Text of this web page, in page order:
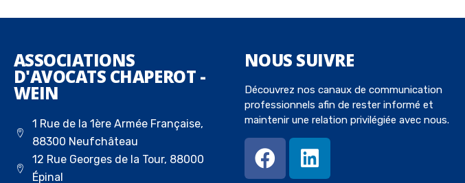
ASSOCIATIONS
D'AVOCATS CHAPEROT -
WEIN
1 Rue de la 1ère Armée Française,
88300 Neufchâteau
12 Rue Georges de la Tour, 88000
Épinal
NOUS SUIVRE
Découvrez nos canaux de communication
professionnels afin de rester informé et
maintenir une relation privilégiée avec nous.